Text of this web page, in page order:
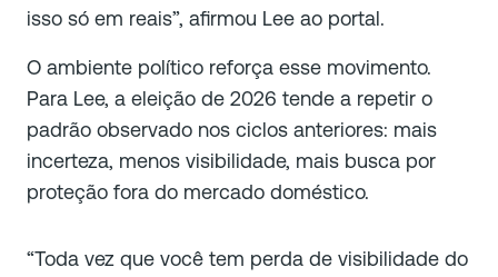
isso só em reais”, afirmou Lee ao portal.
O ambiente político reforça esse movimento.
Para Lee, a eleição de 2026 tende a repetir o
padrão observado nos ciclos anteriores: mais
incerteza, menos visibilidade, mais busca por
proteção fora do mercado doméstico.
“Toda vez que você tem perda de visibilidade do